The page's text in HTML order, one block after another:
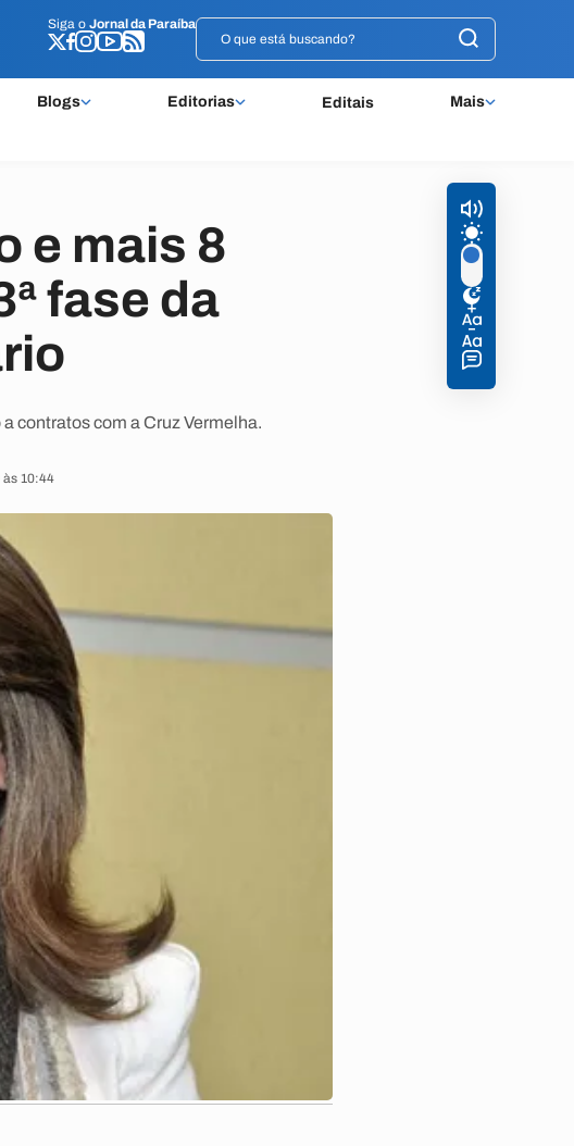
Siga o Jornal da Paraíba
Blogs Editorias Editais Mais
Siga o Jornal da Paraíba
e mais 8
fase da
contratos com a Cruz Vermelha.
10:44